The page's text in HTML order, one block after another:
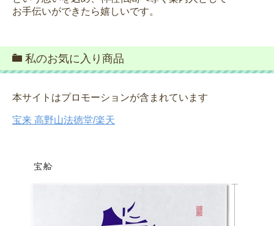
お手伝いができたら嬉しいです。
私のお気に入り商品
本サイトはプロモーションが含まれています
宝来 高野山法徳堂/楽天